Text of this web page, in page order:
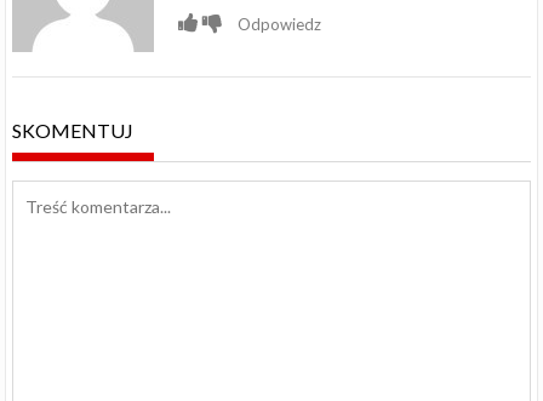
Odpowiedz
SKOMENTUJ